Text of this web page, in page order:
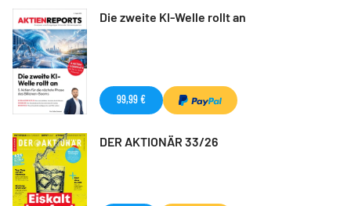
Die zweite KI-Welle rollt an
99,99 €
DER AKTIONÄR 33/26